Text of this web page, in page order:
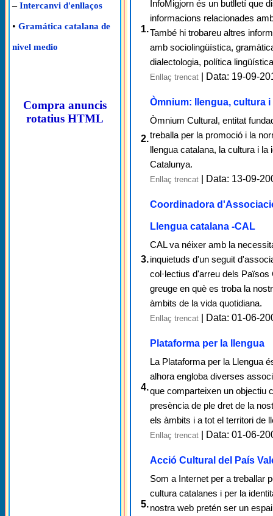
– Intercanvi d'enllaços
• Gramática catalana de
nivel medio
Compra anuncis
rotatius HTML
1.
InfoMigjorn és un butlletí que
informacions relacionades
També hi trobareu altres
amb sociolingüística,
dialectologia, política
Enllaç trencat | Data: 19-09-
2.
Òmnium: llengua, cultura i
Òmnium Cultural, entitat
treballa per la promoció i la
llengua catalana, la cultura i la
Catalunya.
Enllaç trencat | Data: 13-09-
3.
Coordinadora
Llengua catalana -CAL
CAL va néixer amb la
inquietuds d'un seguit
col·lectius d'arreu dels Països
greuge en què es troba la
àmbits de la vida quotidiana.
Enllaç trencat | Data: 01-06-
4.
Plataforma per la llengua
La Plataforma per la Llengua
alhora engloba diverses
que comparteixen un objectiu
presència de ple dret de la
els àmbits i a tot el territori de
Enllaç trencat | Data: 01-06-
5.
Acció Cultural del País
Som a Internet per a treballar
cultura catalanes i per la
nostra web pretén ser un